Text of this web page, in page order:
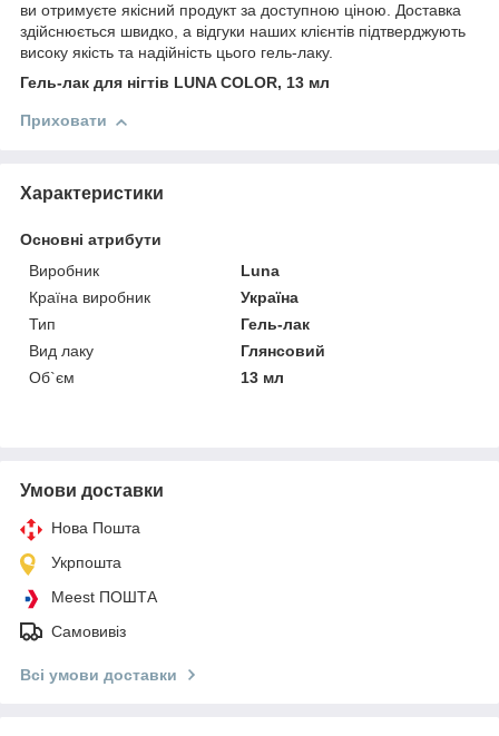
ви отримуєте якісний продукт за доступною ціною. Доставка
здійснюється швидко, а відгуки наших клієнтів підтверджують
високу якість та надійність цього гель-лаку.
Гель-лак для нігтів LUNA COLOR, 13 мл
Приховати
Характеристики
Основні атрибути
Виробник
Luna
Країна виробник
Україна
Тип
Гель-лак
Вид лаку
Глянсовий
Об`єм
13 мл
Умови доставки
Нова Пошта
Укрпошта
Meest ПОШТА
Самовивіз
Всі умови доставки